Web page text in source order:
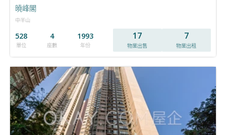
曉峰閣
中半山
528
單位
4
座數
1993
年份
17
物業出售
7
物業出租